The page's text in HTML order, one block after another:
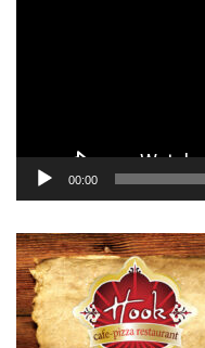
00:00